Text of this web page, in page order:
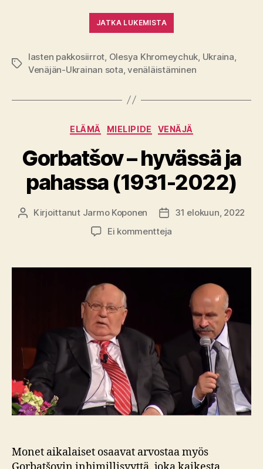
JATKA LUKEMISTA
Avainsanat
lasten pakkosiirrot, Olesya Khromeychuk, Ukraina,
Venäjän-Ukrainan sota,venäläistäminen
Kategoriat
ELÄMÄ MIELIPIDE VENÄJÄ
Gorbatšov – hyvässä ja
pahassa (1931-2022)
Kirjoittaja
Kirjoittanut Jarmo Koponen Julkaisupäivämäärä
31 elokuun, 2022
Ei kommentteja
hyvässä
pahassa
(1931-
2022)
Monet aikalaiset osaavat arvostaa myös